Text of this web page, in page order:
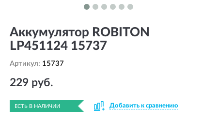
Аккумулятор ROBITON
LP451124 15737
Артикул: 15737
229 руб.
ЕСТЬ В НАЛИЧИИ Добавить к сравнению